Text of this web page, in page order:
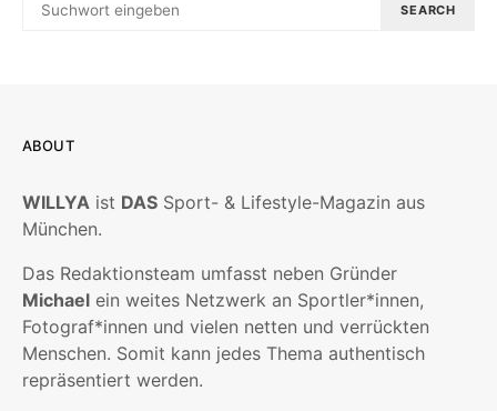
SEARCH
ABOUT
WILLYA ist DAS Sport- & Lifestyle-Magazin aus
München.
Das Redaktionsteam umfasst neben Gründer
Michael ein weites Netzwerk an Sportler*innen,
Fotograf*innen und vielen netten und verrückten
Menschen. Somit kann jedes Thema authentisch
repräsentiert werden.